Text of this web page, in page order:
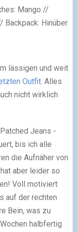
Mango //
Backpack: Hinüber
lässigen und weit
Outfit. Alles
nicht wirklich
Jeans -
bis ich alle
die Aufnäher von
aber leider so
Voll motiviert
auf der rechten
Bein, was zu
halbfertig